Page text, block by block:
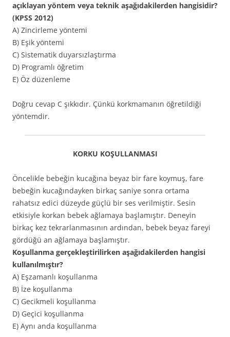
açıklayan yöntem veya teknik aşağıdakilerden hangisidir?
(KPSS 2012)
A) Zincirleme yöntemi
B) Eşik yöntemi
C) Sistematik duyarsızlaştırma
D) Programlı öğretim
E) Öz düzenleme
Doğru cevap C şıkkıdır. Çünkü korkmamanın öğretildiği
yöntemdir.
KORKU KOŞULLANMASI
Öncelikle bebeğin kucağına beyaz bir fare koymuş, fare
bebeğin kucağındayken birkaç saniye sonra ortama
rahatsız edici düzeyde güçlü bir ses verilmiştir. Sesin
etkisiyle korkan bebek ağlamaya başlamıştır. Deneyin
birkaç kez tekrarlanmasının ardından, bebek beyaz fareyi
gördüğü an ağlamaya başlamıştır.
Koşullanma gerçekleştirilirken aşağıdakilerden hangisi
kullanılmıştır?
A) Eşzamanlı koşullanma
B) İze koşullanma
C) Gecikmeli koşullanma
D) Geçici koşullanma
E) Aynı anda koşullanma